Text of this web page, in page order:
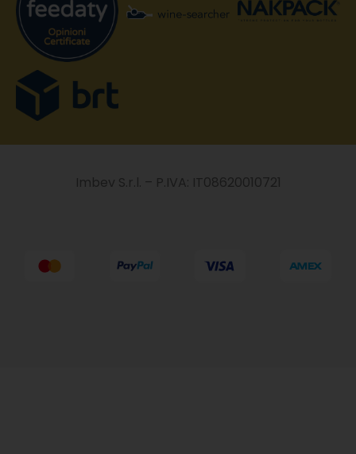
Imbev S.r.l. – P.IVA: IT08620010721